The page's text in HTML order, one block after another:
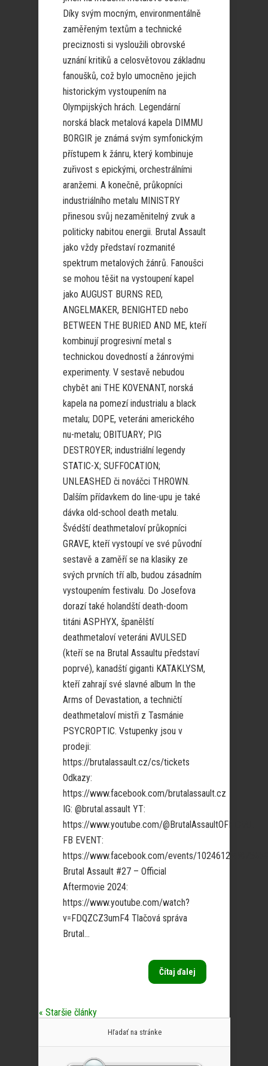
Díky svým mocným, environmentálně
zaměřeným textům a technické
preciznosti si vysloužili obrovské
uznání kritiků a celosvětovou základnu
fanoušků, což bylo umocněno jejich
historickým vystoupením na
Olympijských hrách. Legendární
norská black metalová kapela DIMMU
BORGIR je známá svým symfonickým
přístupem k žánru, který kombinuje
zuřivost s epickými, orchestrálními
aranžemi. A konečně, průkopníci
industriálního metalu MINISTRY
přinesou svůj nezaměnitelný zvuk a
politicky nabitou energii. Brutal Assault
jako vždy představí rozmanité
spektrum metalových žánrů. Fanoušci
se mohou těšit na vystoupení kapel
jako AUGUST BURNS RED,
ANGELMAKER, BENIGHTED nebo
BETWEEN THE BURIED AND ME, kteří
kombinují progresivní metal s
technickou dovedností a žánrovými
experimenty. V sestavě nebudou
chybět ani THE KOVENANT, norská
kapela na pomezí industrialu a black
metalu; DOPE, veteráni amerického
nu-metalu; OBITUARY; PIG
DESTROYER; industriální legendy
STATIC-X; SUFFOCATION;
UNLEASHED či nováčci THROWN.
Dalším přídavkem do line-upu je také
dávka old-school death metalu.
Švédští deathmetaloví průkopníci
GRAVE, kteří vystoupí ve své původní
sestavě a zaměří se na klasiky ze
svých prvních tří alb, budou zásadním
vystoupením festivalu. Do Josefova
dorazí také holandští death-doom
titáni ASPHYX, španělští
deathmetaloví veteráni AVULSED
(kteří se na Brutal Assaultu představí
poprvé), kanadští giganti KATAKLYSM,
kteří zahrají své slavné album In the
Arms of Devastation, a techničtí
deathmetaloví mistři z Tasmánie
PSYCROPTIC. Vstupenky jsou v
prodeji:
https://brutalassault.cz/cs/tickets
Odkazy:
https://www.facebook.com/brutalassault.cz
IG: @brutal.assault YT:
https://www.youtube.com/@BrutalAssaultOFFICIAL
FB EVENT:
https://www.facebook.com/events/
Brutal Assault #27 – Official
Aftermovie 2024:
https://www.youtube.com/watch?
v=FDQZCZ3umF4 Tlačová správa
Brutal...
Čítaj ďalej
« Staršie články
Hľadať na stránke